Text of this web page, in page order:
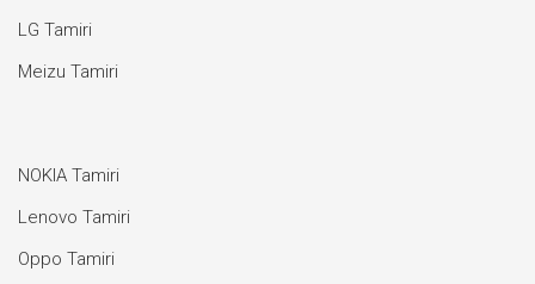
LG Tamiri
Meizu Tamiri
NOKIA Tamiri
Lenovo Tamiri
Oppo Tamiri